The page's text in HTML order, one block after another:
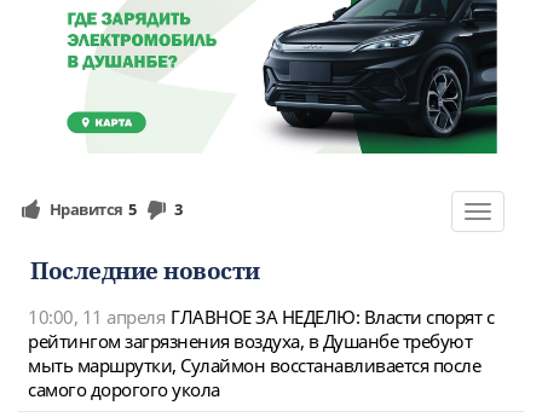
Toggle
Нравится 5 3
Последние новости
10:00, 11 апреля ГЛАВНОЕ ЗА НЕДЕЛЮ: Власти спорят с
рейтингом загрязнения воздуха, в Душанбе требуют
мыть маршрутки, Сулаймон восстанавливается после
самого дорогого укола